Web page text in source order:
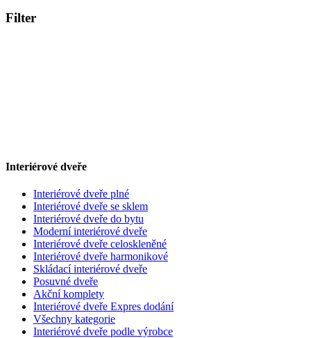
Filter
Interiérové dveře
Interiérové dveře plné
Interiérové dveře se sklem
Interiérové dveře do bytu
Moderní interiérové dveře
Interiérové dveře celoskleněné
Interiérové dveře harmonikové
Skládací interiérové dveře
Posuvné dveře
Akční komplety
Interiérové dveře Expres dodání
Všechny kategorie
Interiérové dveře podle výrobce